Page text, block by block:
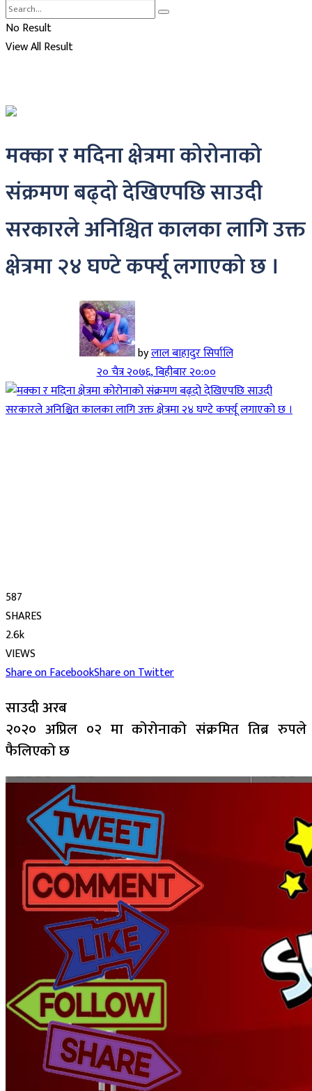
No Result
View All Result
मक्का र मदिना क्षेत्रमा कोरोनाको
संक्रमण बढ्दो देखिएपछि साउदी
सरकारले अनिश्चित कालका लागि उक्त
क्षेत्रमा २४ घण्टे कर्फ्यू लगाएको छ ।
byलाल बाहादुर सिर्पालि
२० चैत्र २०७६, बिहीबार २०:००
587
SHARES
2.6k
VIEWS
Share on FacebookShare on Twitter
साउदी अरब
२०२० अप्रिल ०२ मा कोरोनाको संक्रमित तिब्र रुपले
फैलिएको छ